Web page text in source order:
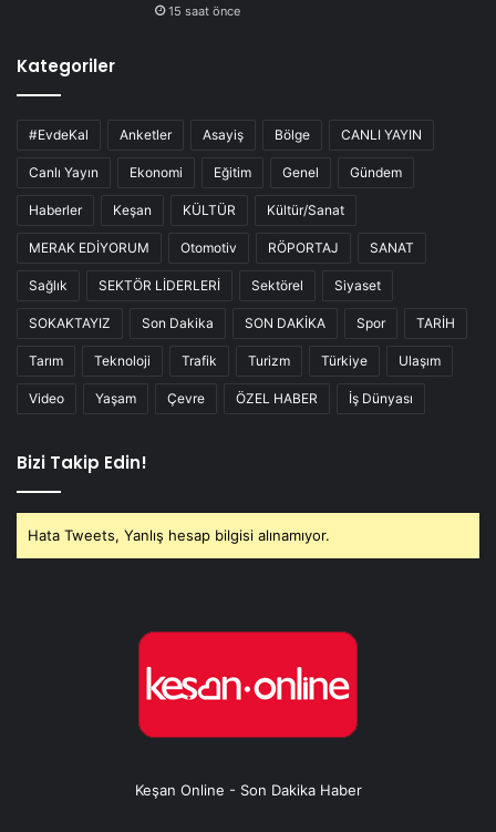
15 saat önce
Kategoriler
#EvdeKal Anketler Asayiş Bölge CANLI YAYIN
Canlı Yayın Ekonomi Eğitim Genel Gündem
Haberler Keşan KÜLTÜR Kültür/Sanat
MERAK EDİYORUM Otomotiv RÖPORTAJ SANAT
Sağlık SEKTÖR LİDERLERİ Sektörel Siyaset
SOKAKTAYIZ Son Dakika SON DAKİKA Spor TARİH
Tarım Teknoloji Trafik Turizm Türkiye Ulaşım
Video Yaşam Çevre ÖZEL HABER İş Dünyası
Bizi Takip Edin!
Hata Tweets, Yanlış hesap bilgisi alınamıyor.
Keşan Online - Son Dakika Haber